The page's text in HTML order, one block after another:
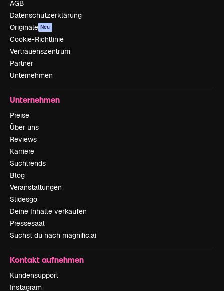
AGB
Datenschutzerklärung
Originale Neu
Cookie-Richtlinie
Vertrauenszentrum
Partner
Unternehmen
Unternehmen
Preise
Über uns
Reviews
Karriere
Suchtrends
Blog
Veranstaltungen
Slidesgo
Deine Inhalte verkaufen
Pressesaal
Suchst du nach magnific.ai
Kontakt aufnehmen
Kundensupport
Instagram